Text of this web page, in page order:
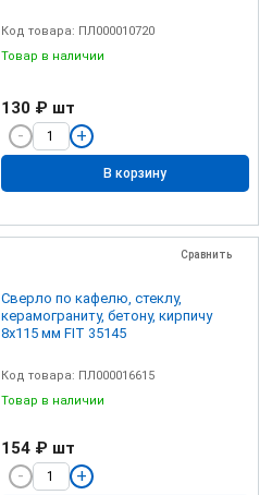
Код товара: ПЛ000010720
Товар в наличии
130 ₽ шт
В корзину
Сравнить
Сверло по кафелю, стеклу,
керамограниту, бетону, кирпичу
8х115 мм FIT 35145
Код товара: ПЛ000016615
Товар в наличии
154 ₽ шт